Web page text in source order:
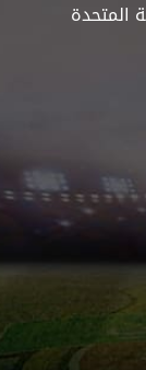
المتحدة